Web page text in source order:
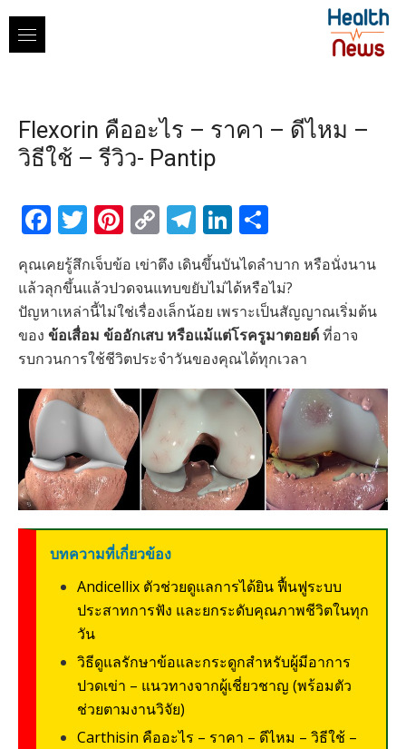
content
Flexorin คืออะไร – ราคา – ดีไหม –
วิธีใช้ – รีวิว- Pantip
Facebook
Twitter
Pinterest
Copy
Link
Telegram
LinkedIn
คุณเคยรู้สึกเจ็บข้อ เข่าตึง เดินขึ้นบันไดลำบาก หรือนั่งนาน
แล้วลุกขึ้นแล้วปวดจนแทบขยับไม่ได้หรือไม่?
ปัญหาเหล่านี้ไม่ใช่เรื่องเล็กน้อย เพราะเป็นสัญญาณเริ่มต้น
ของ ข้อเสื่อม ข้ออักเสบ หรือแม้แต่โรครูมาตอยด์ที่อาจ
รบกวนการใช้ชีวิตประจำวันของคุณได้ทุกเวลา
บทความที่เกี่ยวข้อง
Andicellix ตัวช่วยดูแลการได้ยิน ฟื้นฟูระบบ
ประสาทการฟัง และยกระดับคุณภาพชีวิตในทุก
วัน
วิธีดูแลรักษาข้อและกระดูกสำหรับผู้มีอาการ
ปวดเข่า – แนวทางจากผู้เชี่ยวชาญ (พร้อมตัว
ช่วยตามงานวิจัย)
Carthisin คืออะไร – ราคา – ดีไหม – วิธีใช้ –